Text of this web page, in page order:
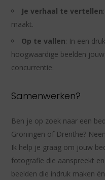
Je verhaal te vertellen
maakt.
Op te vallen: In een
hoogwaardige beelden
concurrentie.
Samenwerken?
Ben je op zoek naar een
Groningen of Drenthe?
Ik help je graag om jouw
fotografie die aanspreekt
beelden die indruk maken